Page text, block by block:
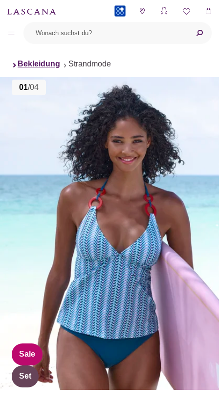
Bekleidung Strandmode
01/04
Sale
Set